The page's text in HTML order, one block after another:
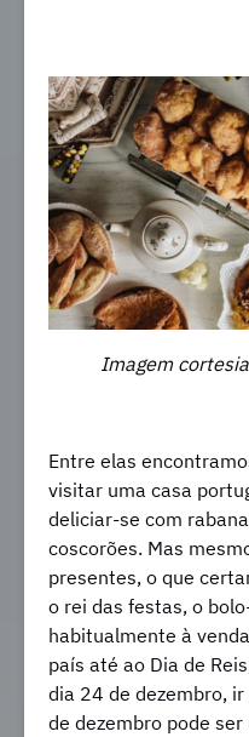
Imagem
Entre elas
visitar uma casa
deliciar-se com
coscorões. Mas
presentes, o que
o rei das festas, o
habitualmente à
país até ao Dia de
dia 24 de dezembro,
de dezembro pode